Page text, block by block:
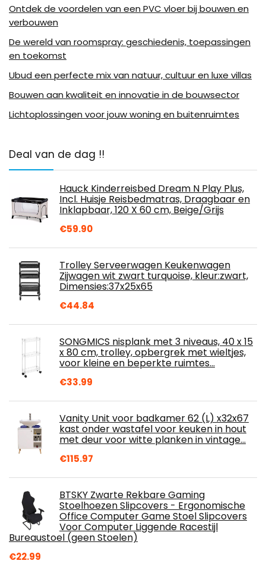
Ontdek de voordelen van een PVC vloer bij bouwen en
verbouwen
De wereld van roomspray: geschiedenis, toepassingen
en toekomst
Ubud een perfecte mix van natuur, cultuur en luxe villas
Bouwen aan kwaliteit en innovatie in de bouwsector
Lichtoplossingen voor jouw woning en buitenruimtes
Deal van de dag !!
Hauck Kinderreisbed Dream N Play Plus,
Incl. Huisje Reisbedmatras, Draagbaar en
Inklapbaar, 120 X 60 cm, Beige/Grijs
€59.90
Trolley Serveerwagen Keukenwagen
Zijwagen wit zwart turquoise, kleur:zwart,
Dimensies:37x25x65
€44.84
SONGMICS nisplank met 3 niveaus, 40 x 15
x 80 cm, trolley, opbergrek met wieltjes,
voor kleine en beperkte ruimtes…
€33.99
Vanity Unit voor badkamer 62 (L) x32x67
kast onder wastafel voor keuken in hout
met deur voor witte planken in vintage…
€115.97
BTSKY Zwarte Rekbare Gaming
Stoelhoezen Slipcovers - Ergonomische
Office Computer Game Stoel Slipcovers
Voor Computer Liggende Racestijl
Bureaustoel (geen Stoelen)
€22.99